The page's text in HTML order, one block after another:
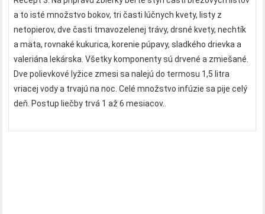
a to isté množstvo bokov, tri časti lúčnych kvety, listy z
netopierov, dve časti tmavozelenej trávy, drsné kvety, nechtík
a mäta, rovnaké kukurica, korenie púpavy, sladkého drievka a
valeriána lekárska. Všetky komponenty sú drvené a zmiešané.
Dve polievkové lyžice zmesi sa nalejú do termosu 1,5 litra
vriacej vody a trvajú na noc. Celé množstvo infúzie sa pije celý
deň. Postup liečby trvá 1 až 6 mesiacov..